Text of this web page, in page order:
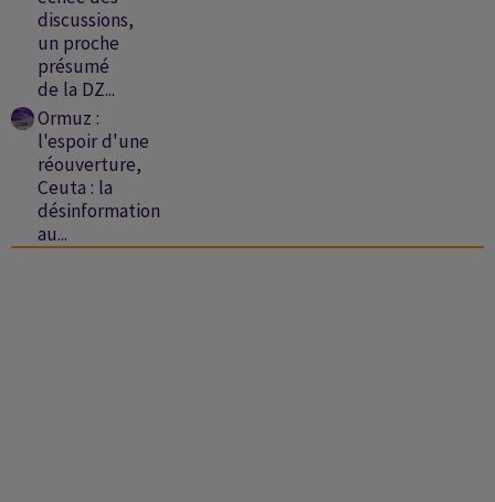
discussions,
un proche
présumé
de la DZ...
Ormuz :
l'espoir d'une
réouverture,
Ceuta : la
désinformation
au...